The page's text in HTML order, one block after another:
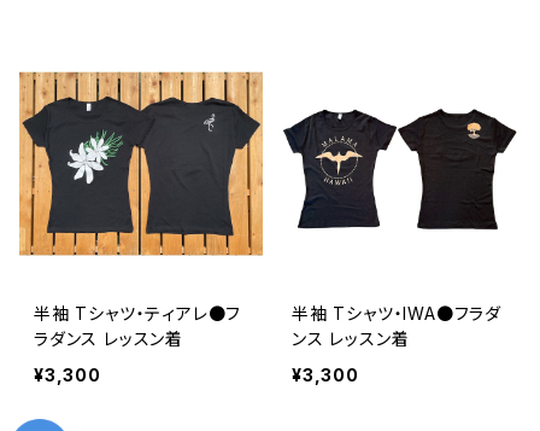
半袖 Tシャツ・ティアレ●フ
ラダンス レッスン着
¥3,300
半袖 Tシャツ・IWA●フラダ
ンス レッスン着
¥3,300